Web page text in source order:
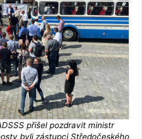
přišel pozdravit ministr
byli zástupci Středočeského